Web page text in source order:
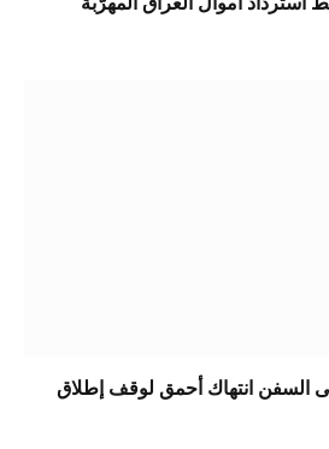
السفن انتهاك أحمق لوقف إطلاق